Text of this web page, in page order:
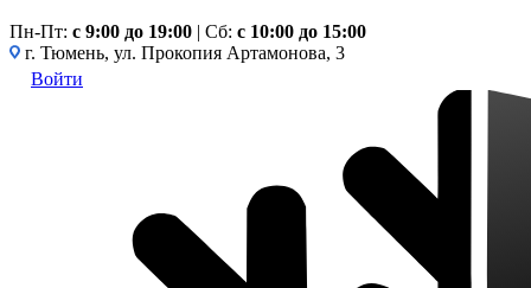
Пн-Пт: c 9:00 до 19:00 | Сб: с 10:00 до 15:00
г. Тюмень, ул. Прокопия Артамонова, 3
Войти